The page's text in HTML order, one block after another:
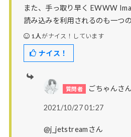
また、手っ取り早く EWWW
読み込みを利用されるのも一つの
1人がナイス！しています
ナイス！
ごちゃんさん
2021/10/27 01:27
@j_jetstreamさん